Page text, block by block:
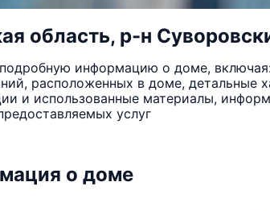
область, р-н
информацию о доме,
расположенных в доме, детальные
и использованные материалы,
услуг
о доме